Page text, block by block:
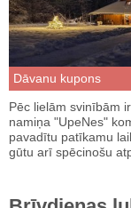
Dāvanu kupons
Pēc lielām svinībām
namiņa "UpeNes"
pavadītu patīkamu
gūtu arī spēcinošu